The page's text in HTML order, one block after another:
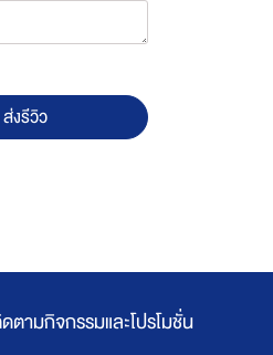
ส่งรีวิว
ตามกิจกรรมและโปรโมชั่น